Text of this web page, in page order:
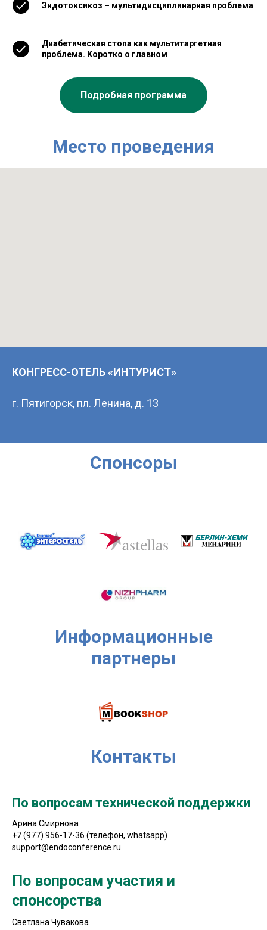
Эндотоксикоз – мультидисциплинарная проблема
Диабетическая стопа как мультитаргетная
проблема. Коротко о главном
Подробная программа
Место проведения
КОНГРЕСС-ОТЕЛЬ «ИНТУРИСТ»
г. Пятигорск, пл. Ленина, д. 13
Cпонсоры
Информационные
партнеры
Контакты
По вопросам технической поддержки
Арина Смирнова
+7 (977) 956-17-36 (телефон, whatsapp)
support@endoconference.ru
По вопросам участия и
спонсорства
Cветлана Чувакова